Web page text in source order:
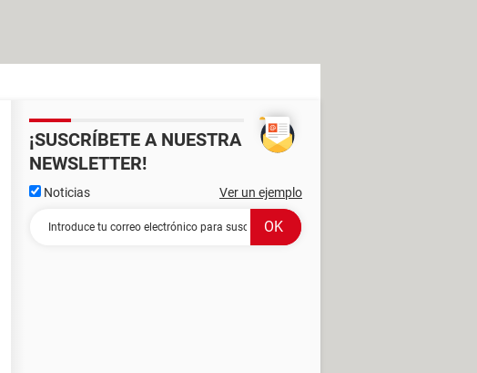
¡SUSCRÍBETE A NUESTRA
NEWSLETTER!
Noticias Ver un ejemplo